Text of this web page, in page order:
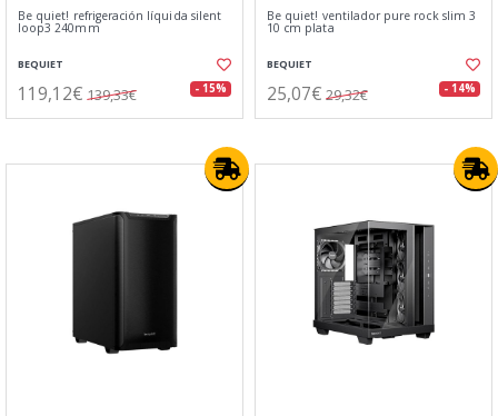
Be quiet! refrigeración líquida silent
loop3 240mm
BEQUIET
119,12€ 139,33€ - 15%
Be quiet! ventilador pure rock slim 3
10 cm plata
BEQUIET
25,07€ 29,32€ - 14%